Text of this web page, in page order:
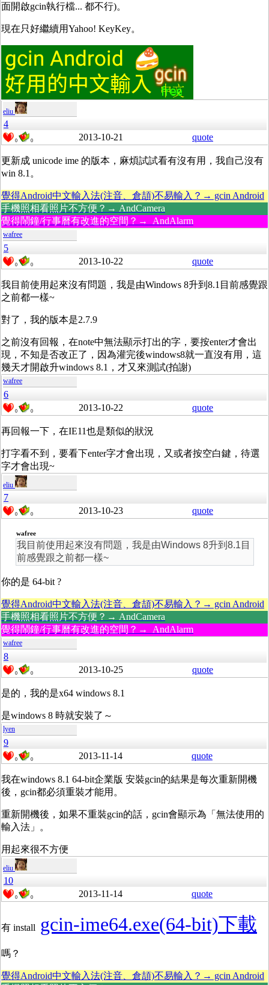
面開啟gcin執行檔... 都不行)。
現在只好繼續用Yahoo! KeyKey。
eliu
4
0 0 2013-10-21 quote
更新成 unicode ime 的版本，麻煩試試看有沒有用，我自己沒有
win 8.1。
覺得Android中文輸入法(注音、倉頡)不易輸入？→ gcin Android
手機照相看照片不方便？→ AndCamera
覺得鬧鐘/行事曆有改進的空間？→ AndAlarm
wafree
5
0 0 2013-10-22 quote
我目前使用起來沒有問題，我是由Windows 8升到8.1目前感覺跟
之前都一樣~
對了，我的版本是2.7.9
之前沒有回報，在note中無法顯示打出的字，要按enter才會出
現，不知是否改正了，因為灌完後windows8就一直沒有用，這
幾天才開啟升windows 8.1，才又來測試(拍謝)
wafree
6
0 0 2013-10-22 quote
再回報一下，在IE11也是類似的狀況
打字看不到，要看下enter字才會出現，又或者按空白鍵，待選
字才會出現~
eliu
7
0 0 2013-10-23 quote
wafree
我目前使用起來沒有問題，我是由Windows 8升到8.1目
前感覺跟之前都一樣~
你的是 64-bit ?
覺得Android中文輸入法(注音、倉頡)不易輸入？→ gcin Android
手機照相看照片不方便？→ AndCamera
覺得鬧鐘/行事曆有改進的空間？→ AndAlarm
wafree
8
0 0 2013-10-25 quote
是的，我的是x64 windows 8.1
是windows 8 時就安裝了～
lyen
9
0 0 2013-11-14 quote
我在windows 8.1 64-bit企業版 安裝gcin的結果是每次重新開機
後，gcin都必須重裝才能用。
重新開機後，如果不重裝gcin的話，gcin會顯示為「無法使用的
輸入法」。
用起來很不方便
eliu
10
0 0 2013-11-14 quote
有 install gcin-ime64.exe(64-bit)下載
嗎？
覺得Android中文輸入法(注音、倉頡)不易輸入？→ gcin Android